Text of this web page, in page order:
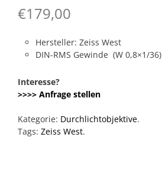
€179,00
Hersteller: Zeiss West
DIN-RMS Gewinde (W 0,8×1/36)
Interesse?
>>>> Anfrage stellen
Kategorie: Durchlichtobjektive.
Tags: Zeiss West.